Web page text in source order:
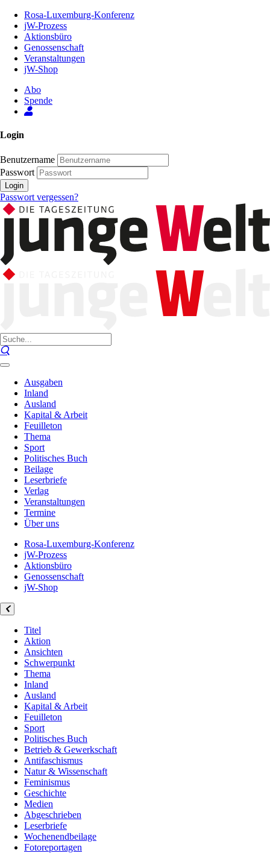
Inhalt
Seite
Rosa-Luxemburg-Konferenz
jW-Prozess
Aktionsbüro
Genossenschaft
Veranstaltungen
jW-Shop
Abo
Spende
Login
Benutzername
Passwort
Login
Passwort vergessen?
Ausgaben
Inland
Ausland
Kapital & Arbeit
Feuilleton
Thema
Sport
Politisches Buch
Beilage
Leserbriefe
Verlag
Veranstaltungen
Termine
Über uns
Rosa-Luxemburg-Konferenz
jW-Prozess
Aktionsbüro
Genossenschaft
jW-Shop
Titel
Aktion
Ansichten
Schwerpunkt
Thema
Inland
Ausland
Kapital & Arbeit
Feuilleton
Sport
Politisches Buch
Betrieb & Gewerkschaft
Antifaschismus
Natur & Wissenschaft
Feminismus
Geschichte
Medien
Abgeschrieben
Leserbriefe
Wochenendbeilage
Fotoreportagen